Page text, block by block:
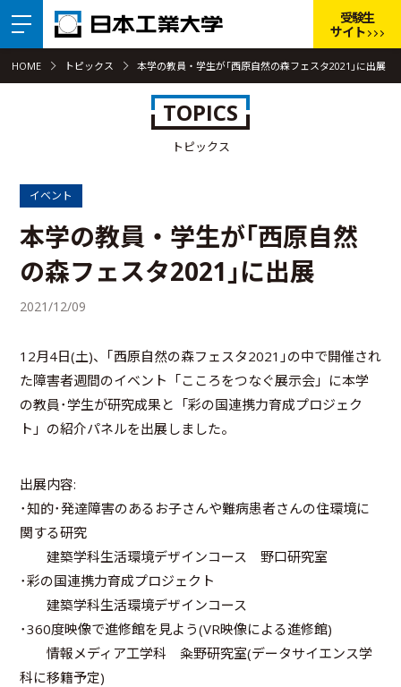
受験生
サイト
HOME トピックス 本学の教員・学生が｢西原自然の森フェスタ2021｣に出展
TOPICS
トピックス
イベント
本学の教員・学生が｢西原自然
の森フェスタ2021｣に出展
2021/12/09
12月4日(土)、｢西原自然の森フェスタ2021｣の中で開催され
た障害者週間のイベント「こころをつなぐ展示会」に本学
の教員･学生が研究成果と「彩の国連携力育成プロジェク
ト」の紹介パネルを出展しました。
出展内容:
･知的･発達障害のあるお子さんや難病患者さんの住環境に
関する研究
建築学科生活環境デザインコース 野口研究室
･彩の国連携力育成プロジェクト
建築学科生活環境デザインコース
･360度映像で進修館を見よう(VR映像による進修館)
情報メディア工学科 粂野研究室(データサイエンス学
科に移籍予定)